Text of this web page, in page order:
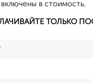
в стоимость.
ТОЛЬКО